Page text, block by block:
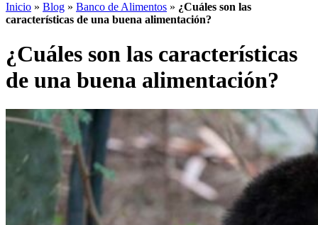
Inicio » Blog » Banco de Alimentos » ¿Cuáles son las
características de una buena alimentación?
¿Cuáles son las características
de una buena alimentación?